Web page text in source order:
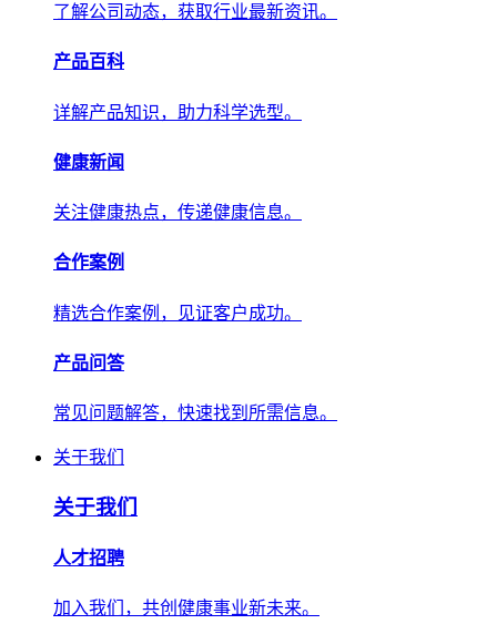
了解公司动态，获取行业最新资讯。
产品百科
详解产品知识，助力科学选型。
健康新闻
关注健康热点，传递健康信息。
合作案例
精选合作案例，见证客户成功。
产品问答
常见问题解答，快速找到所需信息。
关于我们
关于我们
人才招聘
加入我们，共创健康事业新未来。